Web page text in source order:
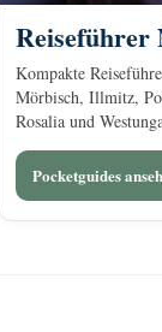
Reiseführer
Kompakte
Mörbisch, Illmitz,
Rosalia und
Pocketguides